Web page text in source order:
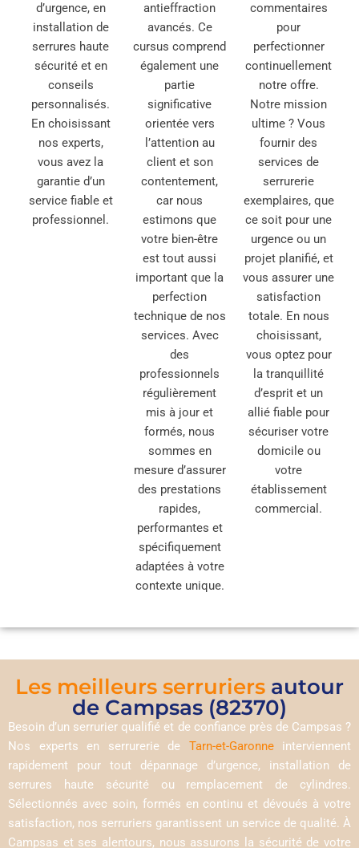
d’urgence, en
installation de
serrures haute
sécurité et en
conseils
personnalisés.
En choisissant
nos experts,
vous avez la
garantie d’un
service fiable et
professionnel.
antieffraction
avancés. Ce
cursus comprend
également une
partie
significative
orientée vers
l’attention au
client et son
contentement,
car nous
estimons que
votre bien-être
est tout aussi
important que la
perfection
technique de nos
services. Avec
des
professionnels
régulièrement
mis à jour et
formés, nous
sommes en
mesure d’assurer
des prestations
rapides,
performantes et
spécifiquement
adaptées à votre
contexte unique.
commentaires
pour
perfectionner
continuellement
notre offre.
Notre mission
ultime ? Vous
fournir des
services de
serrurerie
exemplaires, que
ce soit pour une
urgence ou un
projet planifié, et
vous assurer une
satisfaction
totale. En nous
choisissant,
vous optez pour
la tranquillité
d’esprit et un
allié fiable pour
sécuriser votre
domicile ou
votre
établissement
commercial.
Les meilleurs serruriers autour
de Campsas (82370)
Besoin d’un serrurier qualifié et de confiance près de Campsas ?
Nos experts en serrurerie de Tarn-et-Garonneinterviennent
rapidement pour tout dépannage d’urgence, installation de
serrures haute sécurité ou remplacement de cylindres.
Sélectionnés avec soin, formés en continu et dévoués à votre
satisfaction, nos serruriers garantissent un service de qualité. À
Campsas et ses alentours, nous assurons la sécurité de votre